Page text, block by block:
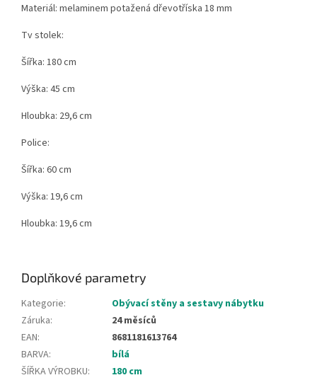
Materiál: melaminem potažená dřevotříska 18 mm
Tv stolek:
Šířka: 180 cm
Výška: 45 cm
Hloubka: 29,6 cm
Police:
Šířka: 60 cm
Výška: 19,6 cm
Hloubka: 19,6 cm
Doplňkové parametry
Kategorie:
Obývací stěny a sestavy nábytku
Záruka:
24 měsíců
EAN:
8681181613764
BARVA:
bílá
ŠÍŘKA VÝROBKU:
180 cm